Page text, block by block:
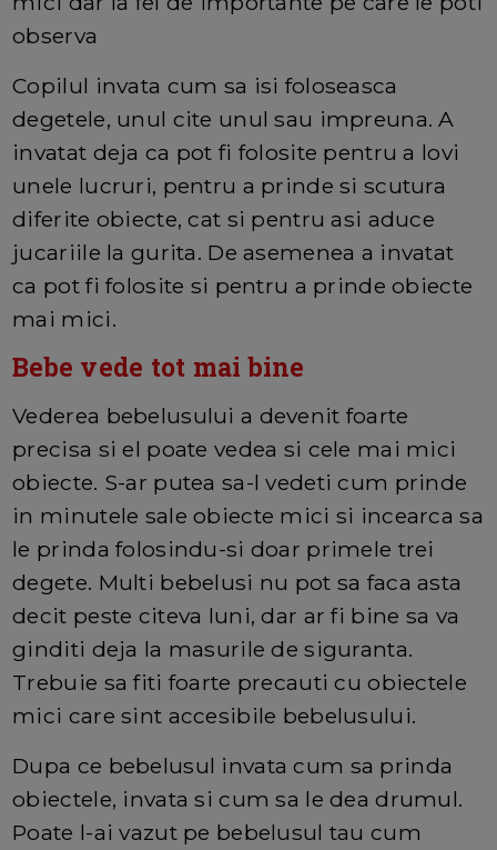
observa
Copilul invata cum sa isi foloseasca
degetele, unul cite unul sau impreuna. A
invatat deja ca pot fi folosite pentru a lovi
unele lucruri, pentru a prinde si scutura
diferite obiecte, cat si pentru asi aduce
jucariile la gurita. De asemenea a invatat
ca pot fi folosite si pentru a prinde obiecte
mai mici.
Bebe vede tot mai bine
Vederea bebelusului a devenit foarte
precisa si el poate vedea si cele mai mici
obiecte. S-ar putea sa-l vedeti cum prinde
in minutele sale obiecte mici si incearca sa
le prinda folosindu-si doar primele trei
degete. Multi bebelusi nu pot sa faca asta
decit peste citeva luni, dar ar fi bine sa va
ginditi deja la masurile de siguranta.
Trebuie sa fiti foarte precauti cu obiectele
mici care sint accesibile bebelusului.
Dupa ce bebelusul invata cum sa prinda
obiectele, invata si cum sa le dea drumul.
Poate l-ai vazut pe bebelusul tau cum